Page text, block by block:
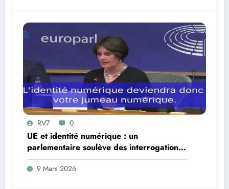
RV7 0
UE et identité numérique : un
parlementaire soulève des interrogations
juridiques
9 Mars 2026